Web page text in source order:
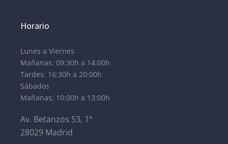
Horario
Lunes a Viernes
Mañanas: 09:30h a 14:00h
Tardes: 16:30h a 20:00h
Sábados
Mañanas: 10:00h a 13:00h
Av. Betanzos 53, 1º
28029 Madrid